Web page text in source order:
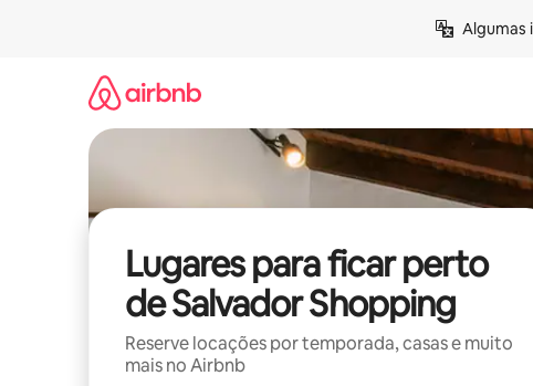
Algumas
Lugares para ficar perto
de Salvador Shopping
Reserve locações por temporada, casas e muito
mais no Airbnb